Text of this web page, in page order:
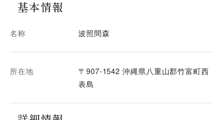
基本情報
名称 波照間森
所在地
〒907-1542 沖縄県八重山郡竹富町西
表島